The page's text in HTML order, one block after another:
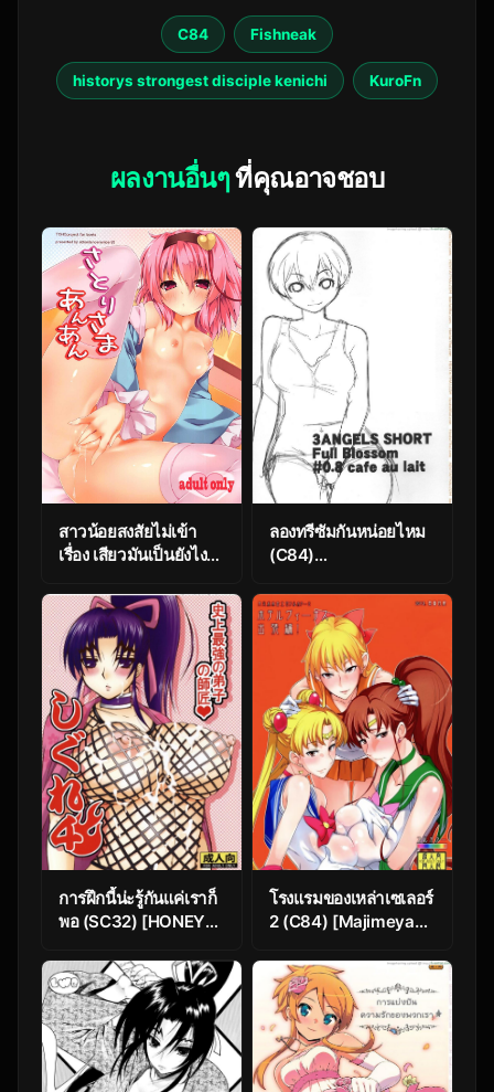
C84 Fishneak
historys strongest disciple kenichi KuroFn
ผลงานอื่นๆที่คุณอาจชอบ
สาวน้อยสงสัยไม่เข้า
เรื่อง เสียวมันเป็นยังไงก็
[Attendance Number
26 (Niro)] Satori-
sama Anan (Touhou
Project)
ลองทรีซัมกันหน่อยไหม
(C84)
(Ash Yokoshima)] 3
ANGELS SHORT Full
Blossom #0.8 cafe
au lait
การฝึกนี้น่ะรู้กันแค่เราก็
พอ (SC32) [HONEY
Minoru)] Shijou
Saikyou no Deshi no
Shishou Shigure
(History’s Strongest
Disciple Kenichi)
โรงแรมของเหล่าเซเลอร์
2 (C84) [Majimeya
Moku Kin Do Nichi
Full Color 2 Hotel
Venus Shucchou Hen
(Bishoujo Senshi
Sailor Moon)